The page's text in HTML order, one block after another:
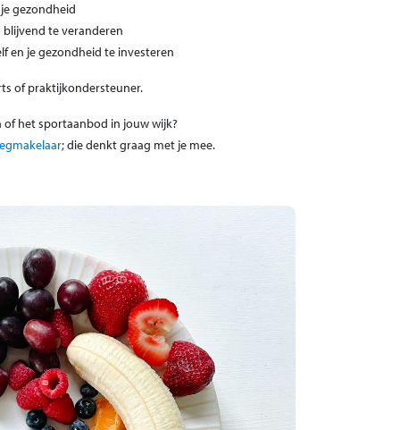
gezondheid
te veranderen
en je gezondheid te investeren
of praktijkondersteuner.
het sportaanbod in jouw wijk?
; die denkt graag met je mee.